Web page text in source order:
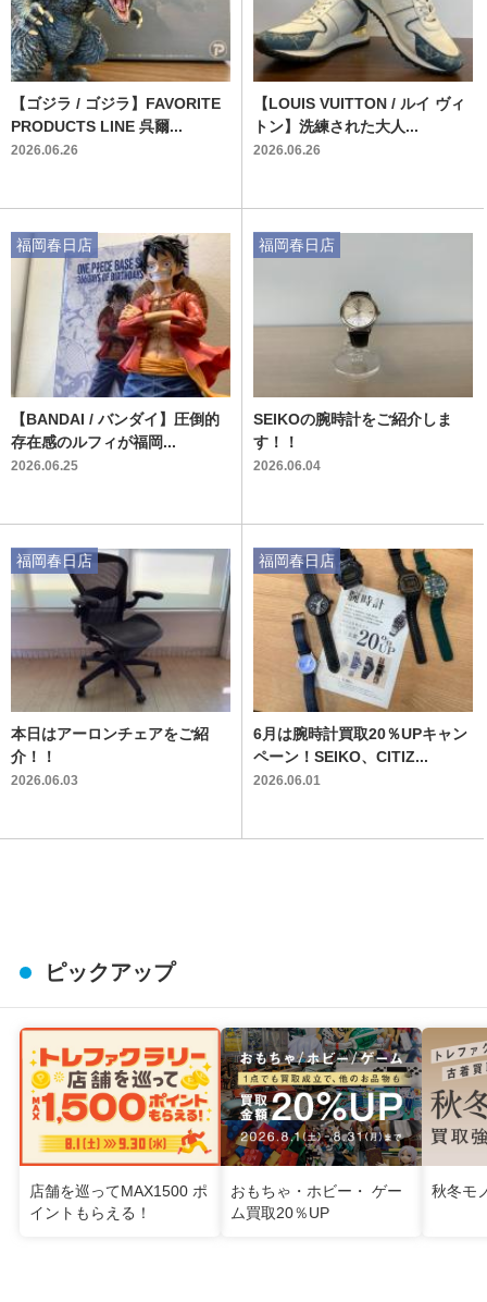
【ゴジラ / ゴジラ】FAVORITE
PRODUCTS LINE 呉爾...
2026.06.26
【LOUIS VUITTON / ルイ ヴィ
トン】洗練された大人...
2026.06.26
【BANDAI / バンダイ】圧倒的
存在感のルフィが福岡...
2026.06.25
福岡春日店
SEIKOの腕時計をご紹介しま
す！！
2026.06.04
福岡春日店
本日はアーロンチェアをご紹
介！！
2026.06.03
福岡春日店
6月は腕時計買取20％UPキャン
ペーン！SEIKO、CITIZ...
2026.06.01
福岡春日店
ピックアップ
店舗を巡ってMAX1500 ポ
イントもらえる！
おもちゃ・ホビー・ ゲー
ム買取20％UP
秋冬モ